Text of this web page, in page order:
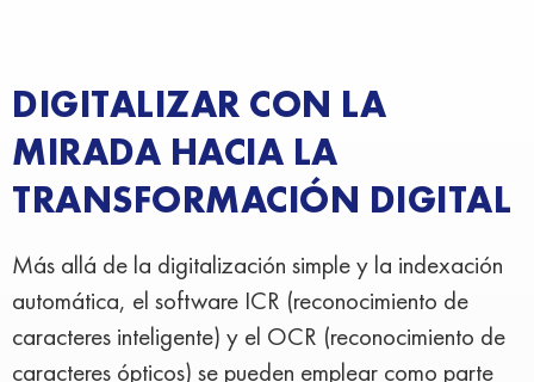
DIGITALIZAR CON LA
MIRADA HACIA LA
TRANSFORMACIÓN DIGITAL
Más allá de la digitalización simple y la indexación
automática, el software ICR (reconocimiento de
caracteres inteligente) y el OCR (reconocimiento de
caracteres ópticos) se pueden emplear como parte